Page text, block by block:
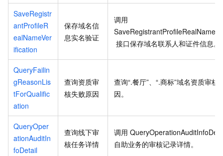
SaveRegistr
antProfileR
ealNameVer
ification
保存域名信
息实名验证
调用
接口保存域名联系人和证件信息。
QueryFailin
gReasonLis
tForQualific
ation
查询资质审
核失败原因
查询“.餐厅”、“.商标”域名资质审核
因。
QueryOper
ationAuditIn
foDetail
查询线下审
核任务详情
调用
自助业务的审核记录详情。